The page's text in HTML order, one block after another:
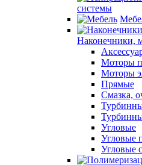
системы
Наконечники,
Моторы
Моторы
Прямые
Смазка,
Угловые
Угловые
Угловые